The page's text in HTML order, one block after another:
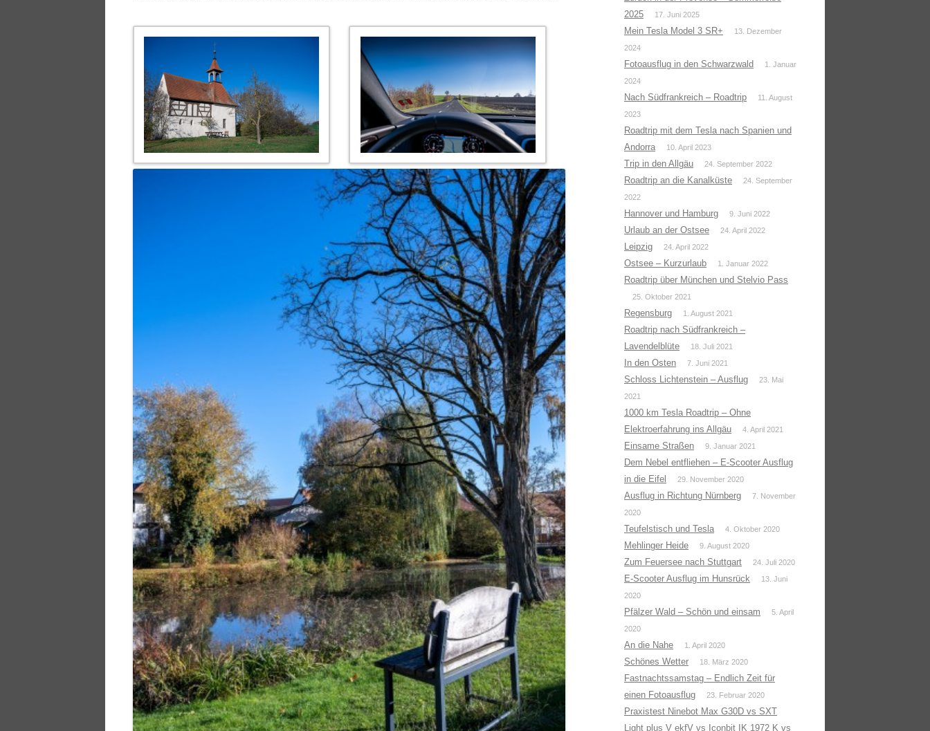
2025
17. Juni 2025
Mein Tesla Model 3 SR+
13. Dezember
2024
Fotoausflug in den Schwarzwald
1. Januar
2024
Nach Südfrankreich – Roadtrip
11. August
2023
Roadtrip mit dem Tesla nach Spanien und
Andorra
10. April 2023
Trip in den Allgäu 24. September 2022
Roadtrip an die Kanalküste
24. September
2022
Hannover und Hamburg 9. Juni 2022
Urlaub an der Ostsee 24. April 2022
Leipzig 24. April 2022
Ostsee – Kurzurlaub 1. Januar 2022
Roadtrip über München und Stelvio Pass
25. Oktober 2021
Regensburg 1. August 2021
Roadtrip nach Südfrankreich –
Lavendelblüte
18. Juli 2021
In den Osten 7. Juni 2021
Schloss Lichtenstein – Ausflug
23. Mai
2021
1000 km Tesla Roadtrip – Ohne
Elektroerfahrung ins Allgäu
4. April 2021
Einsame Straßen 9. Januar 2021
Dem Nebel entfliehen – E-Scooter Ausflug
in die Eifel
29. November 2020
Ausflug in Richtung Nürnberg
7. November
2020
Teufelstisch und Tesla 4. Oktober 2020
Mehlinger Heide 9. August 2020
Zum Feuersee nach Stuttgart 24. Juli 2020
E-Scooter Ausflug im Hunsrück
13. Juni
2020
Pfälzer Wald – Schön und einsam
5. April
2020
An die Nahe 1. April 2020
Schönes Wetter 18. März 2020
Fastnachtssamstag – Endlich Zeit für
einen Fotoausflug
23. Februar 2020
Praxistest Ninebot Max G30D vs SXT
Light plus V ekfV vs Iconbit IK 1972 K vs